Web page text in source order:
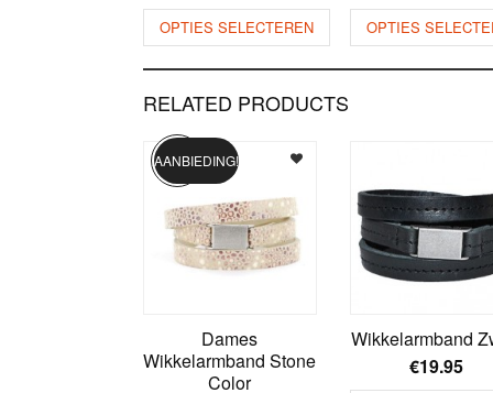
OPTIES SELECTEREN OPTIES
RELATED PRODUCTS
Dames
Wikkelarmband Stone
Color
AANBIEDING!
Wikkelarmband
€19.95